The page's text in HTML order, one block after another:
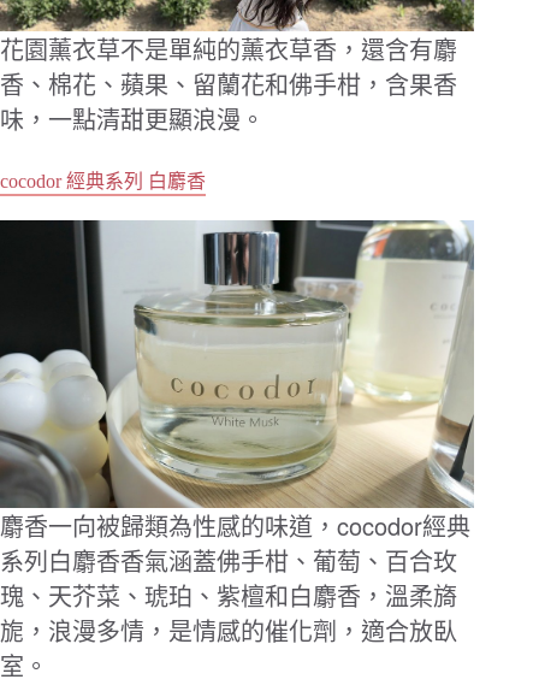
花園薰衣草不是單純的薰衣草香，還含有麝
香、棉花、蘋果、留蘭花和佛手柑，含果香
味，一點清甜更顯浪漫。
cocodor 經典系列 白麝香
麝香一向被歸類為性感的味道， cocodor經典
系列白麝香香氣涵蓋佛手柑、葡萄、百合玫
瑰、天芥菜、琥珀、紫檀和白麝香，溫柔旖
旎，浪漫多情，是情感的催化劑，適合放臥
室。